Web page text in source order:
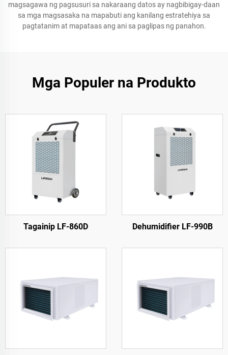
magsagawa ng pagsusuri sa nakaraang datos ay nagbibigay-daan
sa mga magsasaka na mapabuti ang kanilang estratehiya sa
pagtatanim at mapataas ang ani sa paglipas ng panahon.
Mga Populer na Produkto
Tagainip LF-860D Dehumidifier LF-990B